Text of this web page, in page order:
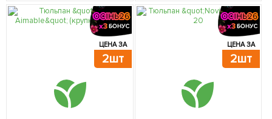
ЦЕНА ЗА
2шт
ЦЕНА ЗА
2шт